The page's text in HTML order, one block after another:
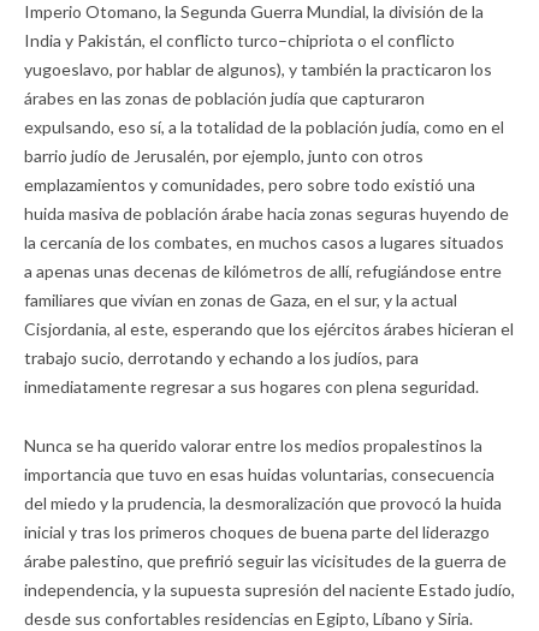
Imperio Otomano, la Segunda Guerra Mundial, la división de la
India y Pakistán, el conflicto turco–chipriota o el conflicto
yugoeslavo, por hablar de algunos), y también la practicaron los
árabes en las zonas de población judía que capturaron
expulsando, eso sí, a la totalidad de la población judía, como en el
barrio judío de Jerusalén, por ejemplo, junto con otros
emplazamientos y comunidades, pero sobre todo existió una
huida masiva de población árabe hacia zonas seguras huyendo de
la cercanía de los combates, en muchos casos a lugares situados
a apenas unas decenas de kilómetros de allí, refugiándose entre
familiares que vivían en zonas de Gaza, en el sur, y la actual
Cisjordania, al este, esperando que los ejércitos árabes hicieran el
trabajo sucio, derrotando y echando a los judíos, para
inmediatamente regresar a sus hogares con plena seguridad.
Nunca se ha querido valorar entre los medios propalestinos la
importancia que tuvo en esas huidas voluntarias, consecuencia
del miedo y la prudencia, la desmoralización que provocó la huida
inicial y tras los primeros choques de buena parte del liderazgo
árabe palestino, que prefirió seguir las vicisitudes de la guerra de
independencia, y la supuesta supresión del naciente Estado judío,
desde sus confortables residencias en Egipto, Líbano y Siria.